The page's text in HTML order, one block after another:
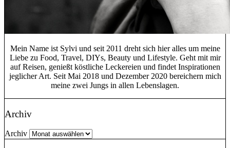
Mein Name ist Sylvi und seit 2011 dreht sich hier alles um meine
Liebe zu Food, Travel, DIYs, Beauty und Lifestyle. Geht mit mir
auf Reisen, genießt köstliche Leckereien und findet Inspirationen
jeglicher Art. Seit Mai 2018 und Dezember 2020 bereichern mich
meine zwei Jungs in allen Lebenslagen.
Archiv
Archiv